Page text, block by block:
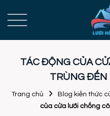
TÁC ĐỘNG CỦA
TRÙNG ĐẾN
Trang chủ Blog kiến thức
của cửa lưới chống